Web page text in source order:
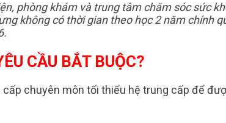
phòng khám và trung tâm chăm sóc sức
không có thời gian theo học 2 năm chính
CẦU BẮT BUỘC?
chuyên môn tối thiểu hệ trung cấp để